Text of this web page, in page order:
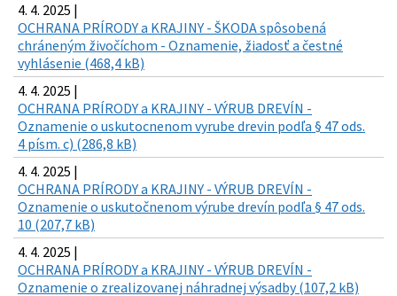
4. 4. 2025 |
OCHRANA PRÍRODY a KRAJINY - ŠKODA spôsobená
chráneným živočíchom - Oznamenie, žiadosť a čestné
vyhlásenie (468,4 kB)
4. 4. 2025 |
OCHRANA PRÍRODY a KRAJINY - VÝRUB DREVÍN -
Oznamenie o uskutocnenom vyrube drevin podľa § 47 ods.
4 písm. c) (286,8 kB)
4. 4. 2025 |
OCHRANA PRÍRODY a KRAJINY - VÝRUB DREVÍN -
Oznamenie o uskutočnenom výrube drevín podľa § 47 ods.
10 (207,7 kB)
4. 4. 2025 |
OCHRANA PRÍRODY a KRAJINY - VÝRUB DREVÍN -
Oznamenie o zrealizovanej náhradnej výsadby (107,2 kB)